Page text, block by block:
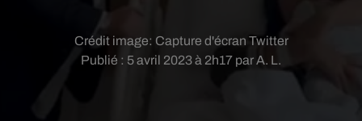
Publié : 5 avril 2023 à 2h17 par A. L.
Crédit image: Capture d'écran Twitter